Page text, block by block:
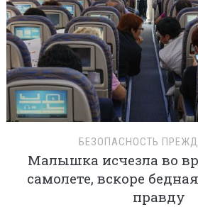
БЕЗОПАСНОСТЬ
Малышка исчезла во
самолете, вскоре
правду